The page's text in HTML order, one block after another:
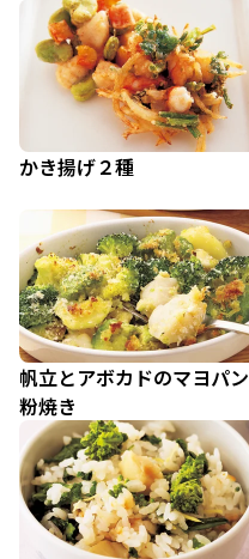
かき揚げ２種
帆立とアボカドのマヨパン
粉焼き